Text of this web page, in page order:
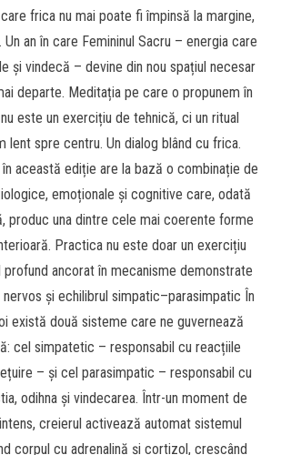
frica nu mai poate fi împinsă la margine,
an în care Femininul Sacru – energia care
și vindecă – devine din nou spațiul necesar
departe. Meditația pe care o propunem în
este un exercițiu de tehnică, ci un ritual
lent spre centru. Un dialog blând cu frica.
această ediție are la bază o combinație de
emoționale și cognitive care, odată
produc una dintre cele mai coerente forme
Practica nu este doar un exercițiu
profund ancorat în mecanisme demonstrate
și echilibrul simpatic–parasimpatic În
există două sisteme care ne guvernează
cel simpatetic – responsabil cu reacțiile
– și cel parasimpatic – responsabil cu
odihna și vindecarea. Într-un moment de
creierul activează automat sistemul
corpul cu adrenalină și cortizol, crescând